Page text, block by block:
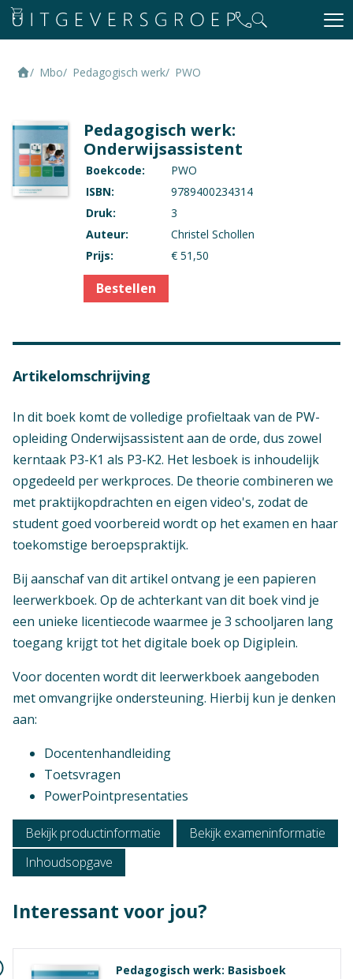
Niveau
Mbo 4
Context
Mbo: Pedagogisch werk
Praktijkvak
Mbo Pedagogisch werk PWO
Pedagogisch werk:
Onderwijsassistent
Boekcode:
PWO
ISBN:
9789400234314
Druk:
3
Auteur:
Christel Schollen
Prijs:
€ 51,50
Bestellen
Artikelomschrijving
In dit boek komt de volledige profieltaak van de PW-
opleiding Onderwijsassistent aan de orde, dus zowel
kerntaak P3-K1 als P3-K2. Het lesboek is inhoudelijk
opgedeeld per werkproces. De theorie combineren we
met praktijkopdrachten en eigen video's, zodat de
student goed voorbereid wordt op het examen en haar
toekomstige beroepspraktijk.
Bij aanschaf van dit artikel ontvang je een papieren
leerwerkboek. Op de achterkant van dit boek vind je
een unieke licentiecode waarmee je 3 schooljaren lang
toegang krijgt tot het digitale boek op Digiplein.
Voor docenten wordt dit leerwerkboek aangeboden
met omvangrijke ondersteuning. Hierbij kun je denken
aan:
Docentenhandleiding
Toetsvragen
PowerPointpresentaties
Bekijk productinformatie
Bekijk exameninformatie
Inhoudsopgave
Interessant voor jou?
Pedagogisch werk: Basisboek